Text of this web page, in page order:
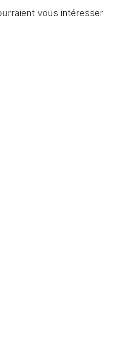
vous intéresser